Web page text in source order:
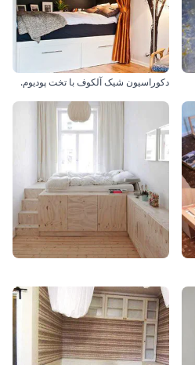
دکوراسیون شیک آلکوف با تخت پودیوم.